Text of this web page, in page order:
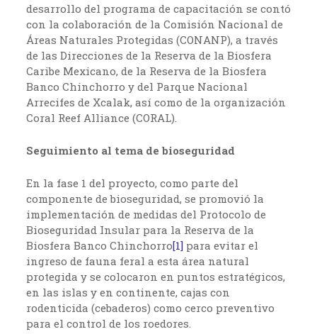
desarrollo del programa de capacitación se contó
con la colaboración de la Comisión Nacional de
Áreas Naturales Protegidas (CONANP), a través
de las Direcciones de la Reserva de la Biosfera
Caribe Mexicano, de la Reserva de la Biosfera
Banco Chinchorro y del Parque Nacional
Arrecifes de Xcalak, así como de la organización
Coral Reef Alliance (CORAL).
Seguimiento al tema de bioseguridad
En la fase 1 del proyecto, como parte del
componente de bioseguridad, se promovió la
implementación de medidas del Protocolo de
Bioseguridad Insular para la Reserva de la
Biosfera Banco Chinchorro[1] para evitar el
ingreso de fauna feral a esta área natural
protegida y se colocaron en puntos estratégicos,
en las islas y en continente, cajas con
rodenticida (cebaderos) como cerco preventivo
para el control de los roedores.